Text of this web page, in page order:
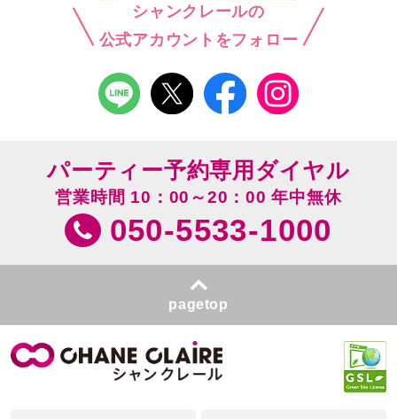
シャンクレールの
公式アカウントをフォロー
パーティー予約専用ダイヤル
営業時間 10：00～20：00 年中無休
050-5533-1000
pagetop